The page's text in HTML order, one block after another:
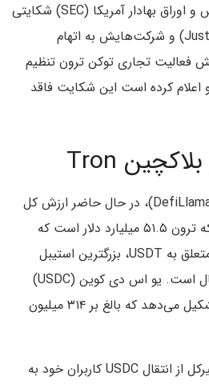
سال گذشته، کمیسیون بورس و اوراق بهادار آمریکا (SEC) شکایتی
علیه جاستین سان (Justin Sun) و شرکت‌هایش به اتهام
فعالیت تجاری توکن ترون تنظیم
اعلام کرده است این شکایت فاقد
طبق داده‌های دیفای لاما (DefiLlama)، در حال حاضر ارزش کل
بازار استیبل کوین‌ها در شبکه ترون ۵۱.۵ میلیارد دلار است که
اکثریت قریب به اتفاق آن متعلق به USDT، بزرگترین استیبل
کوین در بازار ارزهای دیجیتال است. یو اس دی کوین (USDC)
سهم کمتری از این رقم را تشکیل می‌دهد که بالغ بر ۳۱۴ میلیون
همان طور که اشاره شد، سیرکل از انتقال USDC کاربران خود به